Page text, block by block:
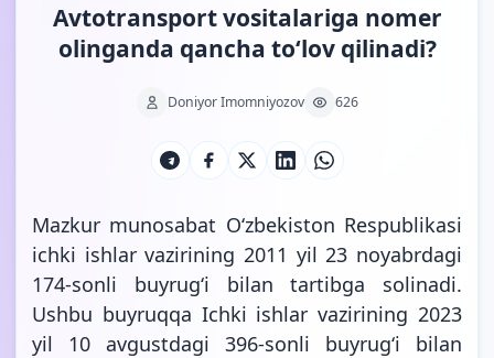
Avtotransport vositalariga nomer
olinganda qancha to‘lov qilinadi?
Doniyor Imomniyozov 626
Mazkur munosabat O‘zbekiston Respublikasi
ichki ishlar vazirining 2011 yil 23 noyabrdagi
174-sonli buyrug‘i bilan tartibga solinadi.
Ushbu buyruqqa Ichki ishlar vazirining 2023
yil 10 avgustdagi 396-sonli buyrug‘i bilan